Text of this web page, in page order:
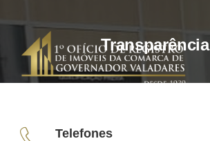
Transparência
Telefones